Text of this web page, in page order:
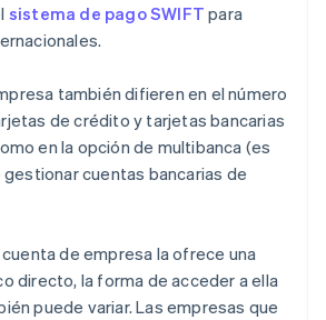
sistema de pago SWIFT para
también difieren en el número
de crédito y tarjetas bancarias
en la opción de multibanca (es
gestionar cuentas bancarias de
cuenta de empresa la ofrece una
directo, la forma de acceder a ella
puede variar. Las empresas que